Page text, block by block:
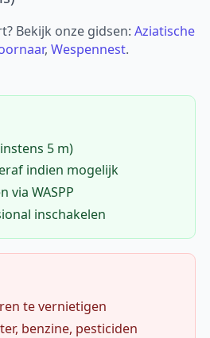
Bekijk onze gidsen:Aziatische
,Wespennest.
5 m)
indien mogelijk
via WASPP
inschakelen
te vernietigen
benzine, pesticiden